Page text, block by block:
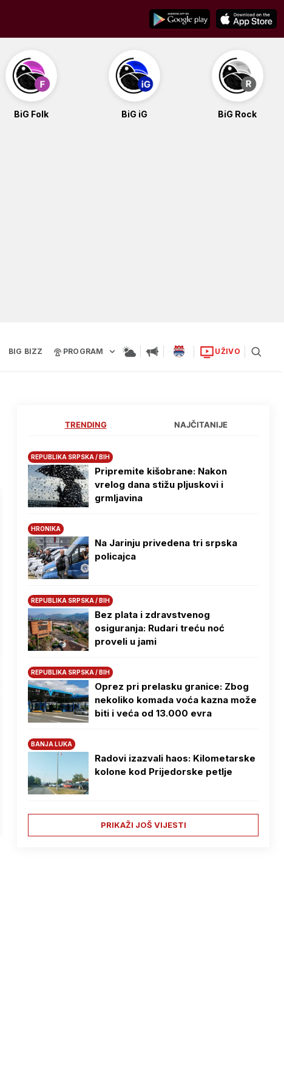
BiG Folk BiG iG BiG Rock
BIG BIZZ PROGRAM UŽIVO
TRENDING NAJČITANIJE
REPUBLIKA SRPSKA / BIH
Pripremite kišobrane: Nakon
vrelog dana stižu pljuskovi i
grmljavina
HRONIKA
Na Јarinju privedena tri srpska
policajca
REPUBLIKA SRPSKA / BIH
Bez plata i zdravstvenog
osiguranja: Rudari treću noć
proveli u jami
REPUBLIKA SRPSKA / BIH
Oprez pri prelasku granice: Zbog
nekoliko komada voća kazna može
biti i veća od 13.000 evra
BANJA LUKA
Radovi izazvali haos: Kilometarske
kolone kod Prijedorske petlje
PRIKAŽI JOŠ VIJESTI